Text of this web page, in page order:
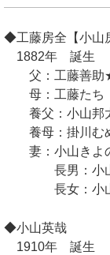
◆工藤房全【小山
1882年 誕生
父：工藤善助
母：工藤たち（
養父：小山邦太
養母：掛川むめ
妻：小山きよの
長男：小山
長女：小
◆小山英哉
1910年 誕生